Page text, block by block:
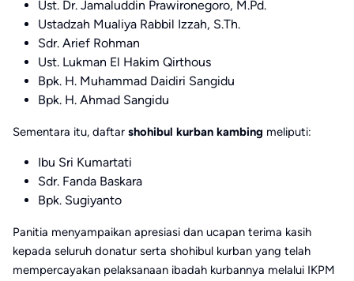
Ust. Dr. Jamaluddin Prawironegoro, M.Pd.
Ustadzah Mualiya Rabbil Izzah, S.Th.
Sdr. Arief Rohman
Ust. Lukman El Hakim Qirthous
Bpk. H. Muhammad Daidiri Sangidu
Bpk. H. Ahmad Sangidu
Sementara itu, daftar shohibul kurban kambing meliputi:
Ibu Sri Kumartati
Sdr. Fanda Baskara
Bpk. Sugiyanto
Panitia menyampaikan apresiasi dan ucapan terima kasih
kepada seluruh donatur serta shohibul kurban yang telah
mempercayakan pelaksanaan ibadah kurbannya melalui IKPM